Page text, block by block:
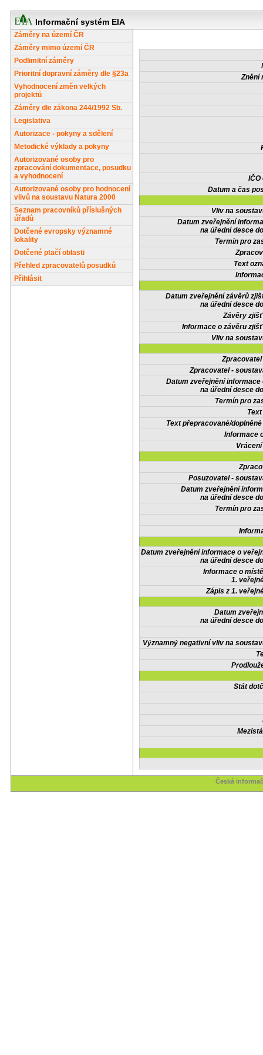
Informační systém EIA
Záměry na území ČR
Záměry mimo území ČR
Podlimitní záměry
Prioritní dopravní záměry dle §23a
Vyhodnocení změn velkých
projektů
Záměry dle zákona 244/1992 Sb.
Legislativa
Autorizace - pokyny a sdělení
Metodické výklady a pokyny
Autorizované osoby pro
zpracování dokumentace, posudku
a vyhodnocení
Autorizované osoby pro hodnocení
vlivů na soustavu Natura 2000
Seznam pracovníků příslušných
úřadů
Dotčené evropsky významné
lokality
Dotčené ptačí oblasti
Přehled zpracovatelů posudků
Přihlásit
Znění
IČO
Datum a čas
Vliv na
Datum zveřejnění
na úřední desce
Termín pro
Text
Datum zveřejnění závěrů
na úřední desce
Závěry
Informace o závěru
Vliv na
Zpracovatel -
Datum zveřejnění informace
na úřední desce
Termín pro
Text přepracované/
Informace
Posuzovatel -
Datum zveřejnění
na úřední desce
Termín pro
Datum zveřejnění informace o
na úřední desce
Informace o
1.
Zápis z 1.
Datum
na úřední desce
Významný negativní vliv na
Stát
Česká